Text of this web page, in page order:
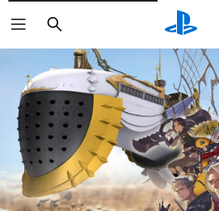
Buscar